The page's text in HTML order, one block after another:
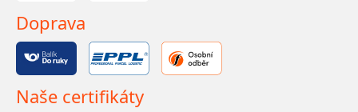
Doprava
Naše certifikáty